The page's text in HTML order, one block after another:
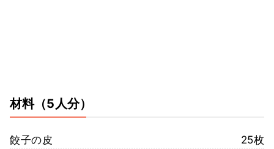
材料（5人分）
餃子の皮
25枚